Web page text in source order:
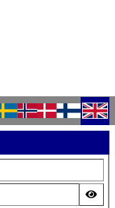
your language